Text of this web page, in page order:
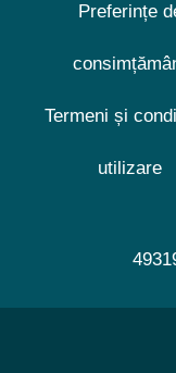
Preferințe
Termeni și
utilizare